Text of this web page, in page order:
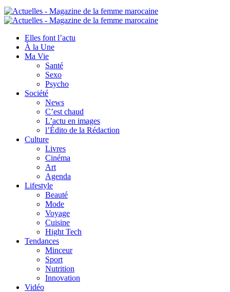
Elles font l’actu
À la Une
Ma Vie
Santé
Sexo
Psycho
Société
News
C’est chaud
L’actu en images
l’Édito de la Rédaction
Culture
Livres
Cinéma
Art
Agenda
Lifestyle
Beauté
Mode
Voyage
Cuisine
Hight Tech
Tendances
Minceur
Sport
Nutrition
Innovation
Vidéo